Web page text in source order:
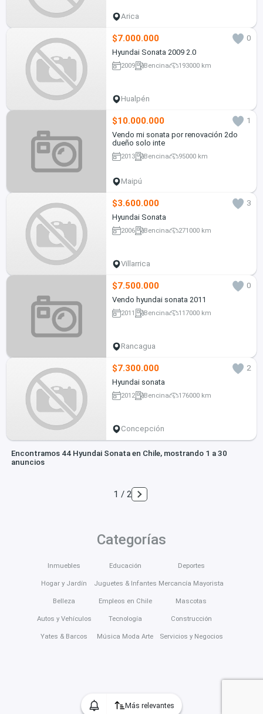
Más relevantes
Arica
$7.000.000
0
Hyundai Sonata 2009 2.0
2009 Bencina 193000 km
Hualpén
$10.000.000
1
Vendo mi sonata por renovación 2do
dueño solo inte
2013 Bencina 95000 km
Maipú
$3.600.000
3
Hyundai Sonata
2006 Bencina 271000 km
Villarrica
$7.500.000
0
Vendo hyundai sonata 2011
2011 Bencina 117000 km
Rancagua
$7.300.000
2
Hyundai sonata
2012 Bencina 176000 km
Concepción
Encontramos 44 Hyundai Sonata en Chile, mostrando 1 a 30
anuncios
1 / 2
Categorías
Inmuebles
Hogar y Jardín
Belleza
Autos y Vehículos
Yates & Barcos
Educación
Juguetes & Infantes
Empleos en Chile
Tecnología
Música Moda Arte
Deportes
Mercancía Mayorista
Mascotas
Construcción
Servicios y Negocios